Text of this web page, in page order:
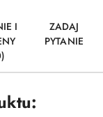
I
ZADAJ
PYTANIE